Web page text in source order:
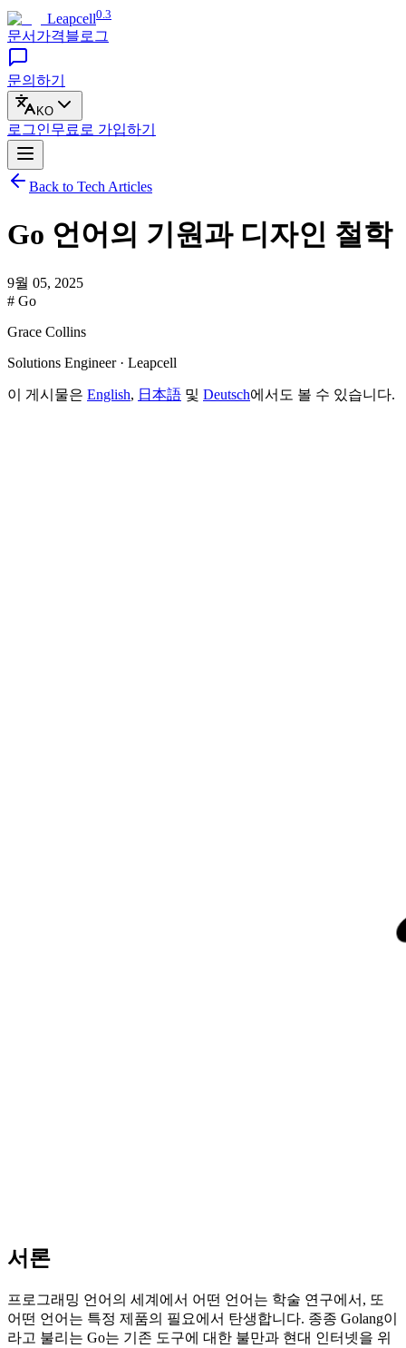
Leapcell0.3
문서 가격블로그
문의하기
KO
로그인무료로 가입하기
Back to Tech Articles
Go 언어의 기원과 디자인 철학
9월 05, 2025
# Go
Grace Collins
Solutions Engineer · Leapcell
이 게시물은 English, 日本語 및 Deutsch에서도 볼 수 있습니다.
서론
프로그래밍 언어의 세계에서 어떤 언어는 학술 연구에서, 또
어떤 언어는 특정 제품의 필요에서 탄생합니다. 종종 Golang이
라고 불리는 Go는 기존 도구에 대한 불만과 현대 인터넷을 위